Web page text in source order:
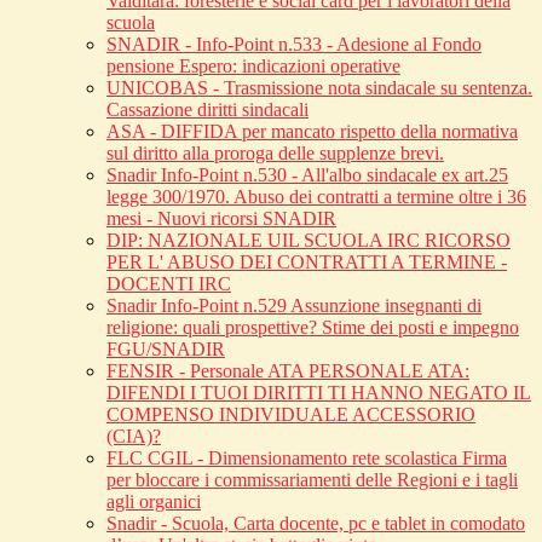
scuola
SNADIR - Info-Point n.533 - Adesione al Fondo
pensione Espero: indicazioni operative
UNICOBAS - Trasmissione nota sindacale su sentenza.
Cassazione diritti sindacali
ASA - DIFFIDA per mancato rispetto della normativa
sul diritto alla proroga delle supplenze brevi.
Snadir Info-Point n.530 - All'albo sindacale ex art.25
legge 300/1970. Abuso dei contratti a termine oltre i 36
mesi - Nuovi ricorsi SNADIR
DIP: NAZIONALE UIL SCUOLA IRC RICORSO
PER L' ABUSO DEI CONTRATTI A TERMINE -
DOCENTI IRC
Snadir Info-Point n.529 Assunzione insegnanti di
religione: quali prospettive? Stime dei posti e impegno
FGU/SNADIR
FENSIR - Personale ATA PERSONALE ATA:
DIFENDI I TUOI DIRITTI TI HANNO NEGATO IL
COMPENSO INDIVIDUALE ACCESSORIO
(CIA)?
FLC CGIL - Dimensionamento rete scolastica Firma
per bloccare i commissariamenti delle Regioni e i tagli
agli organici
Snadir - Scuola, Carta docente, pc e tablet in comodato